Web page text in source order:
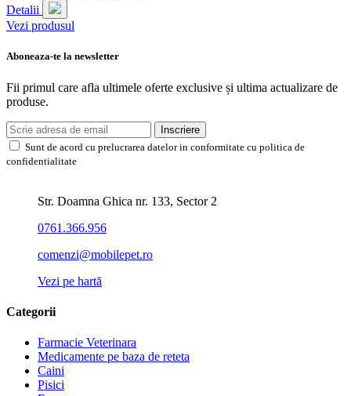
Detalii
Vezi produsul
Aboneaza-te la newsletter
Fii primul care afla ultimele oferte exclusive și ultima actualizare de
produse.
Inscriere
Sunt de acord cu prelucrarea datelor in conformitate cu politica de
confidentialitate
Str. Doamna Ghica nr. 133, Sector 2
0761.366.956
comenzi@mobilepet.ro
Vezi pe hartă
Categorii
Farmacie Veterinara
Medicamente pe baza de reteta
Caini
Pisici